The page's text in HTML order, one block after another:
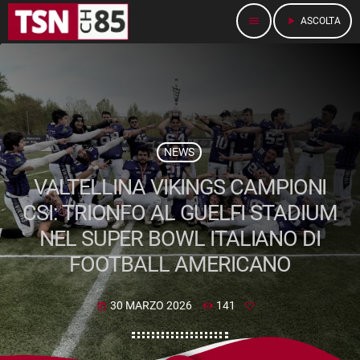
menu play_arrow ASCOLTA
NEWS
VALTELLINA VIKINGS CAMPIONI
CSI: TRIONFO AL GUELFI STADIUM
NEL SUPER BOWL ITALIANO DI
FOOTBALL AMERICANO
today 30 MARZO 2026 141